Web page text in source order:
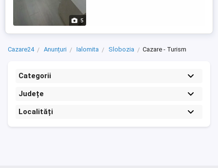
5
Cazare24 Anunțuri Ialomita Slobozia Cazare - Turism
Categorii
Județe
Localități